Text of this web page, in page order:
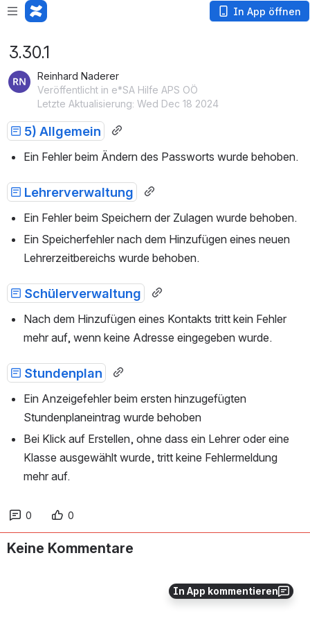
In App öffnen
In App kommentieren
3.30.1
Reinhard Naderer
Veröffentlicht in e*SA Hilfe APS OÖ
Letzte Aktualisierung: Wed Dec 18 2024
5) Allgemein
Ein Fehler beim Ändern des Passworts wurde behoben.
Lehrerverwaltung
Ein Fehler beim Speichern der Zulagen wurde behoben.
Ein Speicherfehler nach dem Hinzufügen eines neuen
Lehrerzeitbereichs wurde behoben.
Schülerverwaltung
Nach dem Hinzufügen eines Kontakts tritt kein Fehler
mehr auf, wenn keine Adresse eingegeben wurde.
Stundenplan
Ein Anzeigefehler beim ersten hinzugefügten
Stundenplaneintrag wurde behoben
Bei Klick auf Erstellen, ohne dass ein Lehrer oder eine
Klasse ausgewählt wurde, tritt keine Fehlermeldung
mehr auf.
0 0
Keine Kommentare